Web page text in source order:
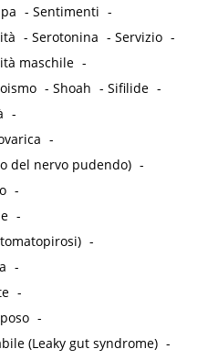
-Sentimenti -
-Serotonina -Servizio -
maschile -
-Shoah -Sifilide -
-
-
del nervo pudendo) -
-
-
-
-
-
-
(Leaky gut syndrome) -